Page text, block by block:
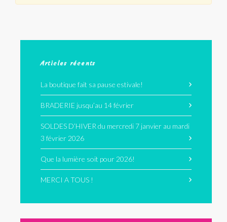
Articles récents
La boutique fait sa pause estivale!
BRADERIE jusqu’au 14 février
SOLDES D’HIVER du mercredi 7 janvier au mardi
3 février 2026
Que la lumière soit pour 2026!
MERCI A TOUS !